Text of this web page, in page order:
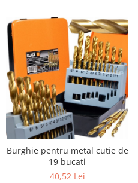
Burghie pentru metal cutie de
19 bucati
40,52 Lei